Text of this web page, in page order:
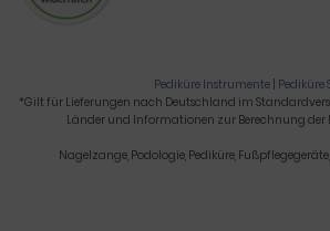
Pediküre Instrumente | Pediküre
*Gilt für Lieferungen nach Deutschland im
Länder und Informationen zur Berechnung der
Nagelzange, Podologie, Pediküre,